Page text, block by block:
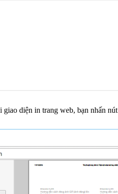
diện in trang web, bạn nhấn nút